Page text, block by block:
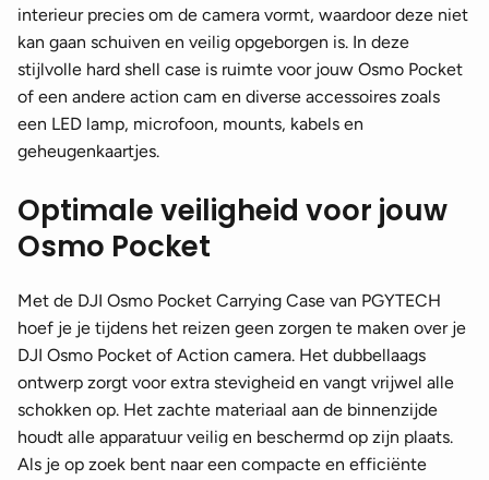
interieur precies om de camera vormt, waardoor deze niet
kan gaan schuiven en veilig opgeborgen is. In deze
stijlvolle hard shell case is ruimte voor jouw Osmo Pocket
of een andere action cam en diverse accessoires zoals
een LED lamp, microfoon, mounts, kabels en
geheugenkaartjes.
Optimale veiligheid voor jouw
Osmo Pocket
Met de DJI Osmo Pocket Carrying Case van PGYTECH
hoef je je tijdens het reizen geen zorgen te maken over je
DJI Osmo Pocket of Action camera. Het dubbellaags
ontwerp zorgt voor extra stevigheid en vangt vrijwel alle
schokken op. Het zachte materiaal aan de binnenzijde
houdt alle apparatuur veilig en beschermd op zijn plaats.
Als je op zoek bent naar een compacte en efficiënte